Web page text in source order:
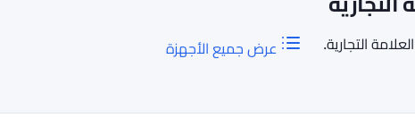
التجارية. عرض جميع الأجهزة